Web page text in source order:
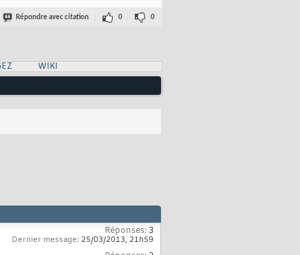
Répondre avec citation 0 0
WIKI
Réponses: 3
Dernier message: 25/03/2013, 21h59